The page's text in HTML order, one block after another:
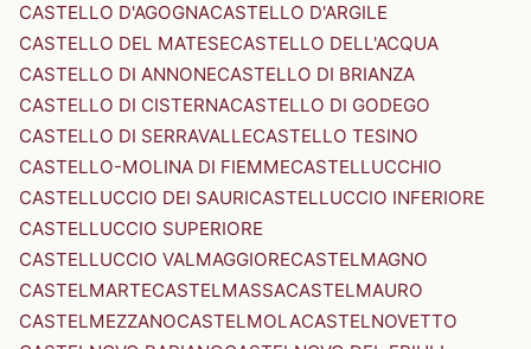
CASTELLO D'AGOGNACASTELLO D'ARGILE
CASTELLO DEL MATESECASTELLO DELL'ACQUA
CASTELLO DI ANNONECASTELLO DI BRIANZA
CASTELLO DI CISTERNACASTELLO DI GODEGO
CASTELLO DI SERRAVALLECASTELLO TESINO
CASTELLO-MOLINA DI FIEMMECASTELLUCCHIO
CASTELLUCCIO DEI SAURICASTELLUCCIO INFERIORE
CASTELLUCCIO SUPERIORE
CASTELLUCCIO VALMAGGIORECASTELMAGNO
CASTELMARTECASTELMASSACASTELMAURO
CASTELMEZZANOCASTELMOLACASTELNOVETTO